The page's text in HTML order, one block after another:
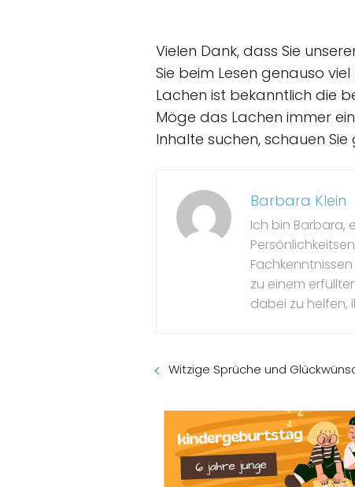
Vielen Dank, dass Sie
Sie beim Lesen genauso
Lachen ist bekanntlich die
Möge das Lachen immer
Inhalte suchen, schauen
Barbara Klein
Ich bin Barbara,
zu einem
dabei zu helfen,
Witzige Sprüche und